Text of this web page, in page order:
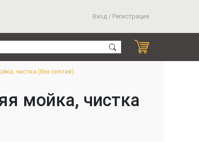
Вход / Регистрация
чистка (без снятия)
мойка, чистка